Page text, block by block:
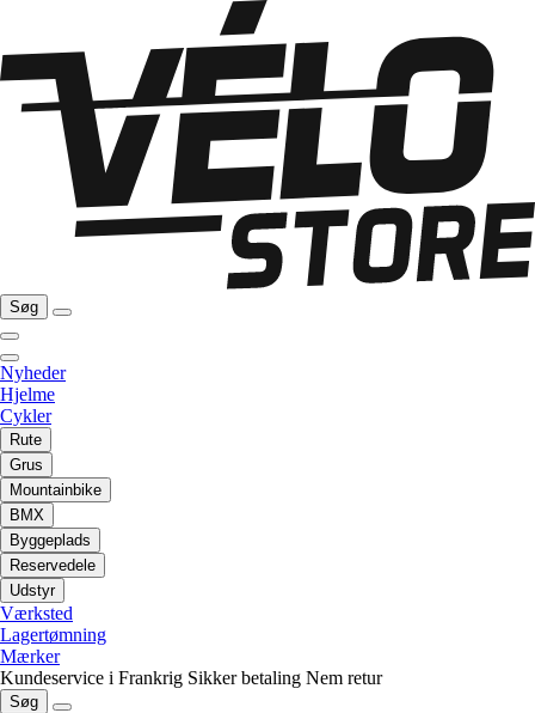
Søg
Nyheder
Hjelme
Cykler
Rute
Grus
Mountainbike
BMX
Byggeplads
Reservedele
Udstyr
Værksted
Lagertømning
Mærker
Kundeservice i Frankrig Sikker betaling Nem retur
Søg